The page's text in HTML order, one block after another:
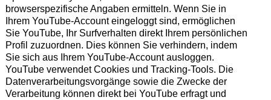
browserspezifische Angaben ermitteln. Wenn Sie in
Ihrem YouTube-Account eingeloggt sind, ermöglichen
Sie YouTube, Ihr Surfverhalten direkt Ihrem persönlichen
Profil zuzuordnen. Dies können Sie verhindern, indem
Sie sich aus Ihrem YouTube-Account ausloggen.
YouTube verwendet Cookies und Tracking-Tools. Die
Datenverarbeitungsvorgänge sowie die Zwecke der
Verarbeitung können direkt bei YouTube erfragt und